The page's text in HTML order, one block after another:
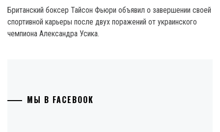
Британский боксер Тайсон Фьюри объявил о завершении своей
спортивной карьеры после двух поражений от украинского
чемпиона Александра Усика.
МЫ В FACEBOOK